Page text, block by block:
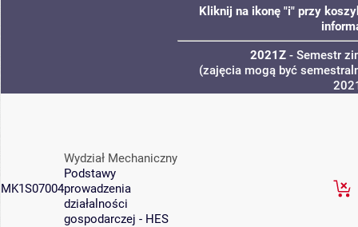
Kliknij na ikonę "i" przy
2021Z - Semestr
(zajęcia mogą być
MK1S07004
Wydział Mechaniczny
Podstawy
prowadzenia
działalności
gospodarczej - HES